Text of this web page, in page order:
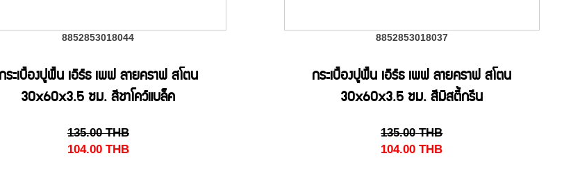
8852853018044
กระเบื้องปูพื้น เอิร์ธ เพฟ ลายคราฟ สโตน
30x60x3.5 ซม. สีชาโคว์แบล็ค
135.00 THB
104.00 THB
8852853018037
กระเบื้องปูพื้น เอิร์ธ เพฟ ลายคราฟ สโตน
30x60x3.5 ซม. สีมิสตี้กรีน
135.00 THB
104.00THB